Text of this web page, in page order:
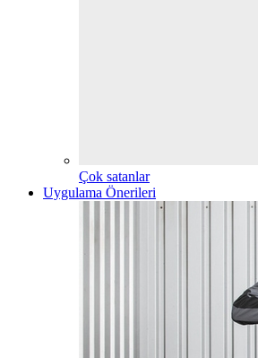
Çok satanlar
Uygulama Önerileri